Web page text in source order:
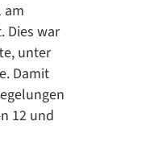
am
Dies war
unter
Damit
12 und